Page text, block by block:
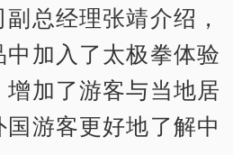
总经理张靖介绍，
加入了太极拳体验
加了游客与当地居
游客更好地了解中